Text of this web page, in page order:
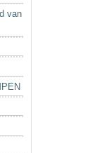
van